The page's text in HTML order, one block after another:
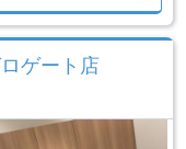
ゲート店